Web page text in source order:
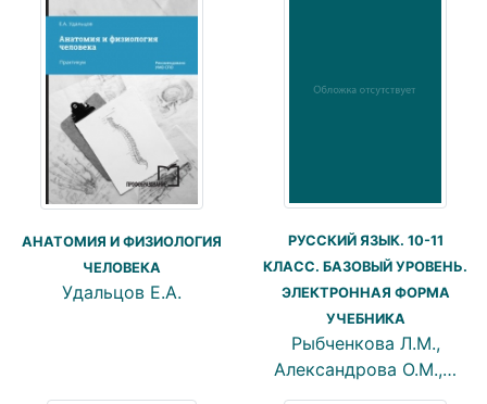
АНАТОМИЯ И ФИЗИОЛОГИЯ
ЧЕЛОВЕКА
Удальцов Е.А.
РУССКИЙ ЯЗЫК. 10-11
КЛАСС. БАЗОВЫЙ УРОВЕНЬ.
ЭЛЕКТРОННАЯ ФОРМА
УЧЕБНИКА
Рыбченкова Л.М.,
Александрова О.М.,…